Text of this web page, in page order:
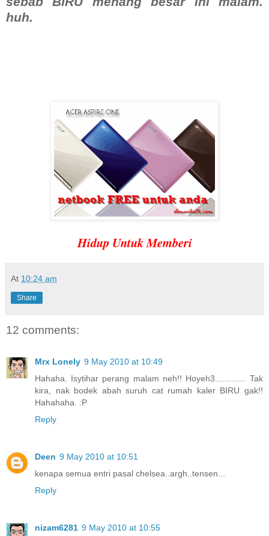
huh.
Hidup Untuk Memberi
At 10:24 am
Share
12 comments:
Mrx Lonely 9 May 2010 at 10:49
Hahaha. Isytihar perang malam neh!! Hoyeh3............. Tak
kira, nak bodek abah suruh cat rumah kaler BIRU gak!!
Hahahaha. :P
Reply
Deen 9 May 2010 at 10:51
kenapa semua entri pasal chelsea..argh..tensen...
Reply
nizam6281 9 May 2010 at 10:55